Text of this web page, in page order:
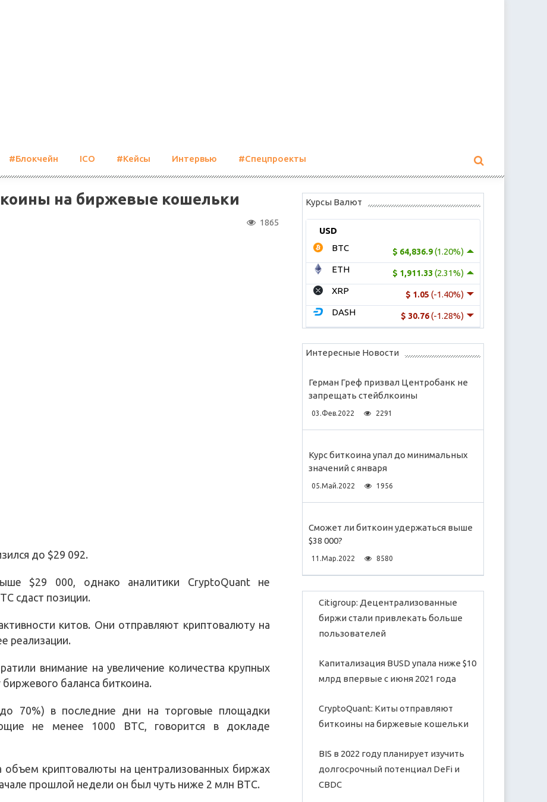
#Блокчейн ICO #Кейсы Интервью #Спецпроекты
на биржевые кошельки
1865
до $29 092.
$29 000, однако аналитики CryptoQuant не
сдаст позиции.
китов. Они отправляют криптовалюту на
реализации.
внимание на увеличение количества крупных
баланса биткоина.
70%) в последние дни на торговые площадки
не менее 1000 BTC, говорится в докладе
объем криптовалюты на централизованных биржах
прошлой недели он был чуть ниже 2 млн BTC.
Курсы Валют
USD
$ 64,836.9(1.20%)
BTC
$ 1,911.33 (2.31%)
ETH
$ 1.05 (-1.40%)
XRP
$ 30.76(-1.28%)
DASH
Интересные Новости
Герман Греф призвал Центробанк не
запрещать стейблкоины
03.Фев.2022 2291
Курс биткоина упал до минимальных
значений с января
05.Май.2022 1956
Сможет ли биткоин удержаться выше
$38 000?
11.Мар.2022 8580
Citigroup: Децентрализованные
биржи стали привлекать больше
пользователей
Капитализация BUSD упала ниже $10
млрд впервые с июня 2021 года
CryptoQuant: Киты отправляют
биткоины на биржевые кошельки
BIS в 2022 году планирует изучить
долгосрочный потенциал DeFi и
CBDC